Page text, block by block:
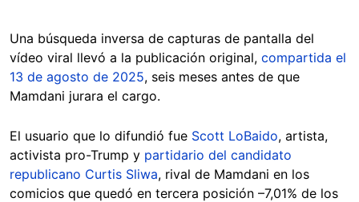
Una búsqueda inversa de capturas de pantalla del
vídeo viral llevó a la publicación original, compartida el
13 de agosto de 2025, seis meses antes de que
Mamdani jurara el cargo.
El usuario que lo difundió fue Scott LoBaido, artista,
activista pro-Trump y partidario del candidato
republicano Curtis Sliwa, rival de Mamdani en los
comicios que quedó en tercera posición –7,01% de los